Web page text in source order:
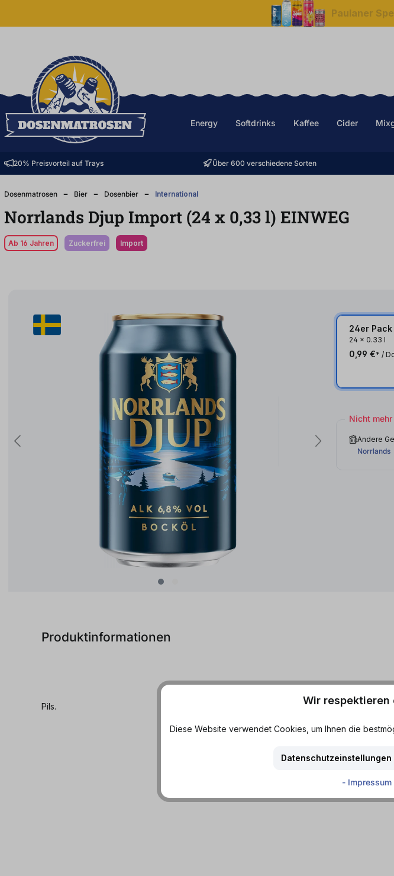
Paulaner
Energy Softdrinks Kaffee Cider
20% Preisvorteil auf Trays Über 600 verschiedene Sorten
Dosenmatrosen Bier Dosenbier International
Norrlands Djup Import (24 x 0,33l) EINWEG
Ab 16 Jahren zuckerfrei Import
24er Pack
24 x 0.33 l
0,99 €* /
Nicht
Andere
Norrlands
Produktinformationen
Pils. Wir respektieren
Diese Website verwendet Cookies, um Ihnen die
Datenschutzeinstellungen
- Impressum